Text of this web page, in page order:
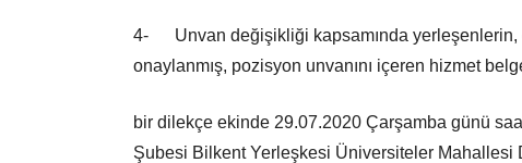
4- Unvan değişikliği kapsamında yerleşenlerin,
onaylanmış, pozisyon unvanını içeren hizmet
bir dilekçe ekinde 29.07.2020 Çarşamba günü
Şubesi Bilkent Yerleşkesi Üniversiteler Mahallesi